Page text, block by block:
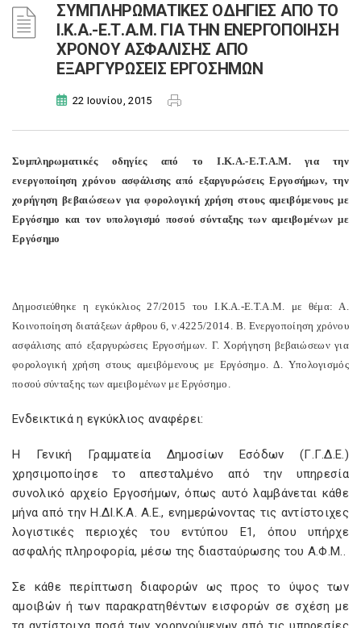
ΣΥΜΠΛΗΡΩΜΑΤΙΚΕΣ ΟΔΗΓΙΕΣ ΑΠΟ ΤΟ
Ι.Κ.Α.-Ε.Τ.Α.Μ. ΓΙΑ ΤΗΝ ΕΝΕΡΓΟΠΟΙΗΣΗ
ΧΡΟΝΟΥ ΑΣΦΑΛΙΣΗΣ ΑΠΟ
ΕΞΑΡΓΥΡΩΣΕΙΣ ΕΡΓΟΣΗΜΩΝ
22 Ιουνίου, 2015
Συμπληρωματικές οδηγίες από το Ι.Κ.Α.-Ε.Τ.Α.Μ. για την
ενεργοποίηση χρόνου ασφάλισης από εξαργυρώσεις Εργοσήμων, την
χορήγηση βεβαιώσεων για φορολογική χρήση στους αμειβόμενους με
Εργόσημο και τον υπολογισμό ποσού σύνταξης των αμειβομένων με
Εργόσημο
Δημοσιεύθηκε η εγκύκλιος 27/2015 του Ι.Κ.Α.-Ε.Τ.Α.Μ. με θέμα: Α.
Κοινοποίηση διατάξεων άρθρου 6, ν.4225/2014. Β. Ενεργοποίηση χρόνου
ασφάλισης από εξαργυρώσεις Εργοσήμων. Γ. Χορήγηση βεβαιώσεων για
φορολογική χρήση στους αμειβόμενους με Εργόσημο. Δ. Υπολογισμός
ποσού σύνταξης των αμειβομένων με Εργόσημο.
Ενδεικτικά η εγκύκλιος αναφέρει:
Η Γενική Γραμματεία Δημοσίων Εσόδων (Γ.Γ.Δ.Ε.)
χρησιμοποίησε το απεσταλμένο από την υπηρεσία
συνολικό αρχείο Εργοσήμων, όπως αυτό λαμβάνεται κάθε
μήνα από την Η.ΔΙ.Κ.Α. Α.Ε., ενημερώνοντας τις αντίστοιχες
λογιστικές περιοχές του εντύπου Ε1, όπου υπήρχε
ασφαλής πληροφορία, μέσω της διασταύρωσης του Α.Φ.Μ..
Σε κάθε περίπτωση διαφορών ως προς το ύψος των
αμοιβών ή των παρακρατηθέντων εισφορών σε σχέση με